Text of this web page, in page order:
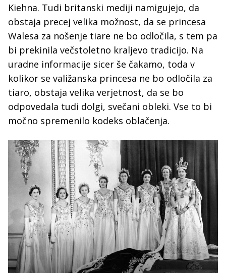
Kiehna. Tudi britanski mediji namigujejo, da
obstaja precej velika možnost, da se princesa
Walesa za nošenje tiare ne bo odločila, s tem pa
bi prekinila večstoletno kraljevo tradicijo. Na
uradne informacije sicer še čakamo, toda v
kolikor se valižanska princesa ne bo odločila za
tiaro, obstaja velika verjetnost, da se bo
odpovedala tudi dolgi, svečani obleki. Vse to bi
močno spremenilo kodeks oblačenja.